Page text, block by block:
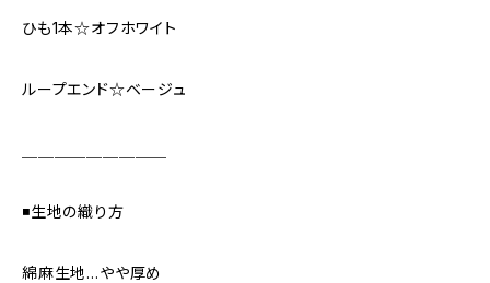
ひも1本☆オフホワイト
ループエンド☆ベージュ
◾️生地の織り方
綿麻生地…やや厚め